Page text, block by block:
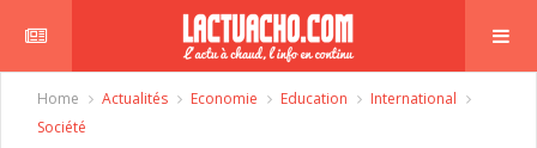
Home Actualités Economie Education
International
Société